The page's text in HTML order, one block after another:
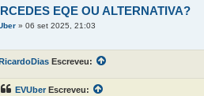
EQE OU ALTERNATIVA?
» 06 set 2025, 21:03
Escreveu:
EVUberEscreveu: